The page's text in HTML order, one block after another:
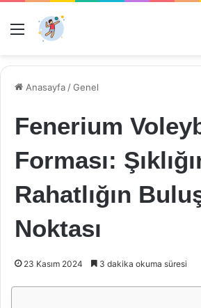
Menü
Anasayfa /Genel
Fenerium
Forması:
Rahatlığın
Noktası
23 Kasım 2024 3 dakika okuma süresi